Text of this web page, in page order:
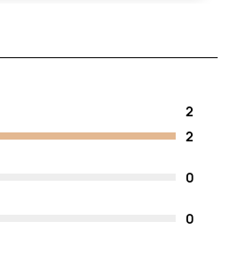
2
2
0
0